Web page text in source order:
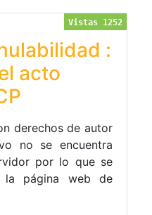
Vistas 1252
:
acto
derechos de autor
no se encuentra
por lo que se
la página web de